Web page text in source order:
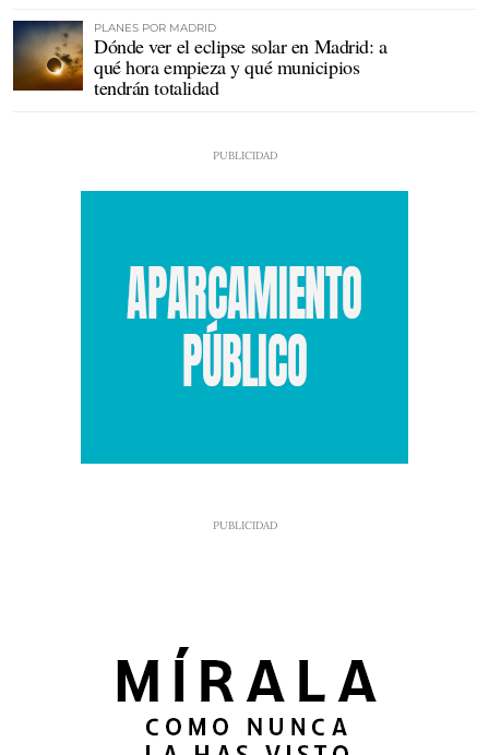
PLANES POR MADRID
Dónde ver el eclipse solar en Madrid: a
qué hora empieza y qué municipios
tendrán totalidad